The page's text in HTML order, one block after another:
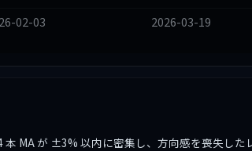
02-03 2026-03-19
本 MA が ±3% 以内に密集し、方向感を喪失し